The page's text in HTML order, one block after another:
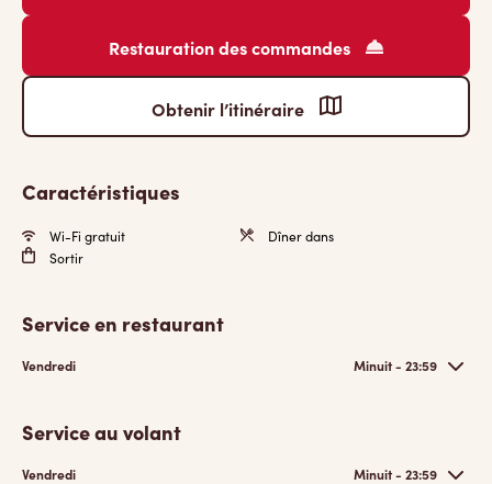
Restauration des commandes
Obtenir l’itinéraire
Caractéristiques
Wi-Fi gratuit
Dîner dans
Sortir
Service en restaurant
Vendredi Minuit - 23:59
Service au volant
Vendredi Minuit - 23:59